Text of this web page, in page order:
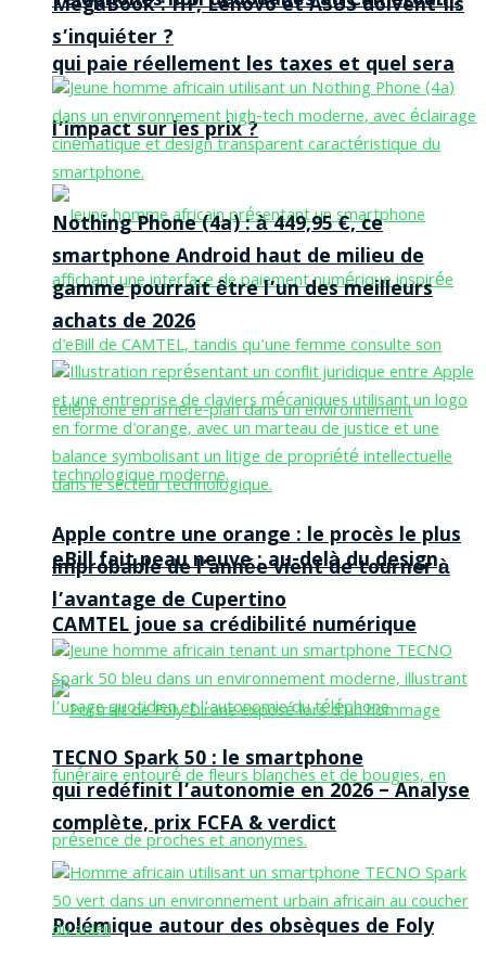
qui paie réellement les taxes et quel sera
l’impact sur les prix ?
eBill fait peau neuve : au-delà du design,
CAMTEL joue sa crédibilité numérique
Polémique autour des obsèques de Foly
MegaBook : HP, Lenovo et ASUS doivent-ils
s’inquiéter ?
Nothing Phone (4a) : à 449,95 €, ce
smartphone Android haut de milieu de
gamme pourrait être l’un des meilleurs
achats de 2026
Apple contre une orange : le procès le plus
improbable de l’année vient de tourner à
l’avantage de Cupertino
TECNO Spark 50 : le smartphone
qui redéfinit l’autonomie en 2026 – Analyse
complète, prix FCFA & verdict